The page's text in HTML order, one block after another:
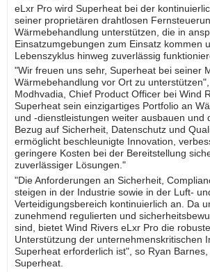
eLxr Pro wird Superheat bei der
seiner proprietären drahtlosen
Wärmebehandlung unterstützen, die in
Einsatzumgebungen zum Einsatz kommen
Lebenszyklus hinweg zuverlässig
"Wir freuen uns sehr, Superheat bei seiner
Wärmebehandlung vor Ort zu
Modhvadia, Chief Product Officer bei Wind
Superheat sein einzigartiges Portfolio an
und -dienstleistungen weiter ausbauen und
Bezug auf Sicherheit, Datenschutz und
ermöglicht beschleunigte Innovation,
geringere Kosten bei der Bereitstellung
zuverlässiger Lösungen."
"Die Anforderungen an Sicherheit,
steigen in der Industrie sowie in der Luft-
Verteidigungsbereich kontinuierlich an. Da
zunehmend regulierten und
sind, bietet Wind Rivers eLxr Pro die
Unterstützung der unternehmenskritischen
Superheat erforderlich ist", so Ryan
Superheat.